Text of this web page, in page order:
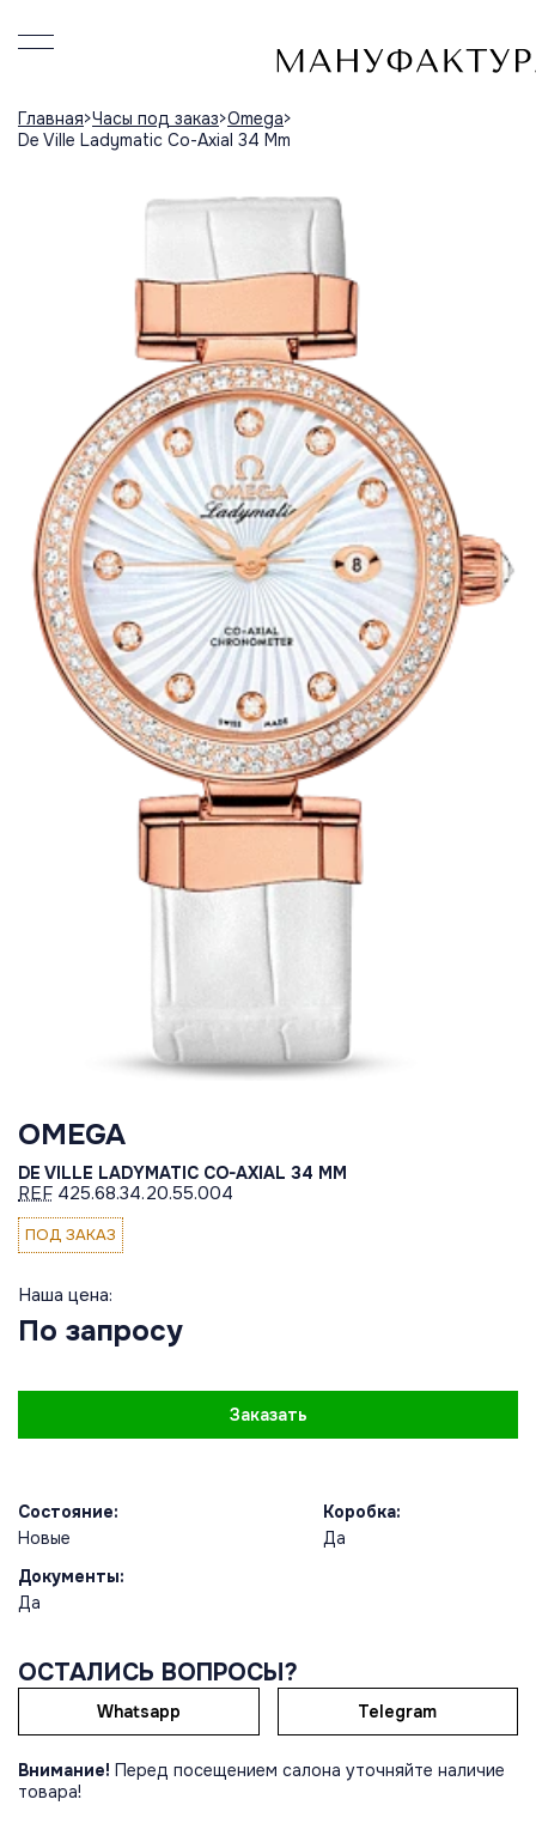
Главная Часы под заказ Omega
De Ville Ladymatic Co-Axial 34 Mm
OMEGA
DE VILLE LADYMATIC CO-AXIAL 34 MM
REF 425.68.34.20.55.004
ПОД ЗАКАЗ
Наша цена:
По запросу
Заказать
Состояние:
Новые
Коробка:
Да
Документы:
Да
ОСТАЛИСЬ ВОПРОСЫ?
Whatsapp Telegram
Внимание! Перед посещением салона уточняйте наличие
товара!